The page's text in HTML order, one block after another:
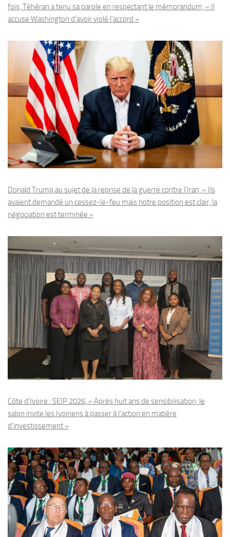
fois, Téhéran a tenu sa parole en respectant le mémorandum, « Il
accuse Washington d’avoir violé l’accord »
Donald Trump au sujet de la reprise de la guerre contre l’Iran, « Ils
avaient demandé un cessez-le-feu mais notre position est clair, la
négociation est terminée »
Côte d’Ivoire : SEIP 2026, « Après huit ans de sensibilisation, le
salon invite les Ivoiriens à passer à l’action en matière
d’investissement »